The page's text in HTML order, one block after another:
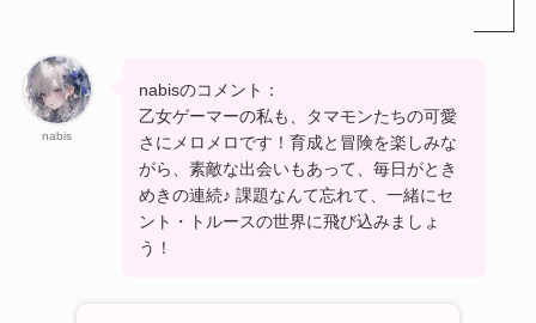
nabis
nabisのコメント：
乙女ゲーマーの私も、タマモンたちの可愛
さにメロメロです！育成と冒険を楽しみな
がら、素敵な出会いもあって、毎日がとき
めきの連続♪ 課題なんて忘れて、一緒にセ
ント・トルースの世界に飛び込みましょ
う！